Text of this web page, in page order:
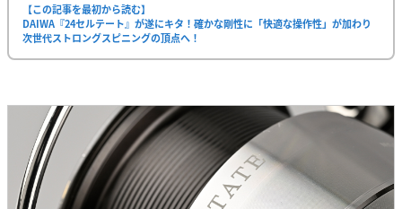
【この記事を最初から読む】
DAIWA『24セルテート』が遂にキタ！確かな剛性に「快適な操作性」が加わり
次世代ストロングスピニングの頂点へ！